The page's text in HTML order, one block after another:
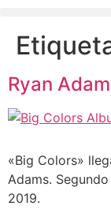
Ryan
«Big Colors»
Adams.
2019.